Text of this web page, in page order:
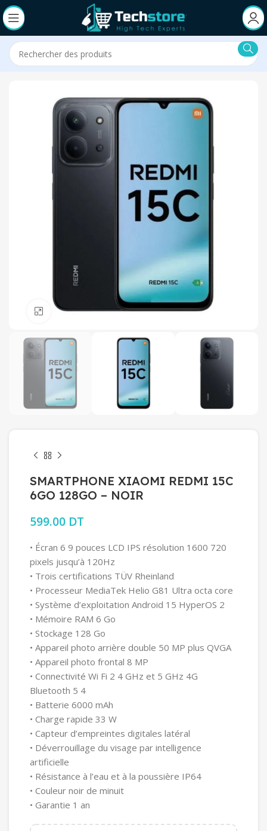
Click to enlarge
SMARTPHONE XIAOMI REDMI 15C
6GO 128GO – NOIR
599.00 DT
• Écran 6 9 pouces LCD IPS résolution 1600 720
pixels jusqu’à 120Hz
• Trois certifications TÜV Rheinland
• Processeur MediaTek Helio G81 Ultra octa core
• Système d’exploitation Android 15 HyperOS 2
• Mémoire RAM 6 Go
• Stockage 128 Go
• Appareil photo arrière double 50 MP plus QVGA
• Appareil photo frontal 8 MP
• Connectivité Wi Fi 2 4 GHz et 5 GHz 4G
Bluetooth 5 4
• Batterie 6000 mAh
• Charge rapide 33 W
• Capteur d’empreintes digitales latéral
• Déverrouillage du visage par intelligence
artificielle
• Résistance à l’eau et à la poussière IP64
• Couleur noir de minuit
• Garantie 1 an